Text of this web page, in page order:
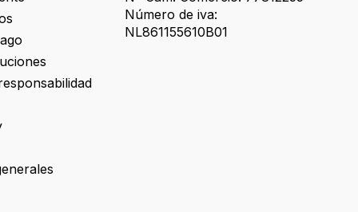
Número de iva:
NL861155610B01